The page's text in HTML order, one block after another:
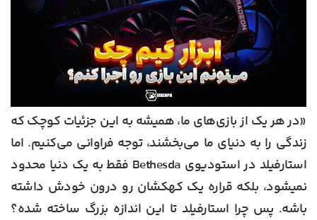
«در هر یک از بازی‌های ما، همیشه به این جزئیات کوچک که
زندگی را به دنیای ما می‌بخشند، توجه فراوانی می‌کنیم. اما
استارفیلد در استودیوی Bethesda فقط به یک دنیا محدود
نمی‍شود، بلکه قراره یک کهکشان رو درون خودش داشته
باشه. پس چرا استارفیلد تا این اندازه بزرگ ساخته شده؟